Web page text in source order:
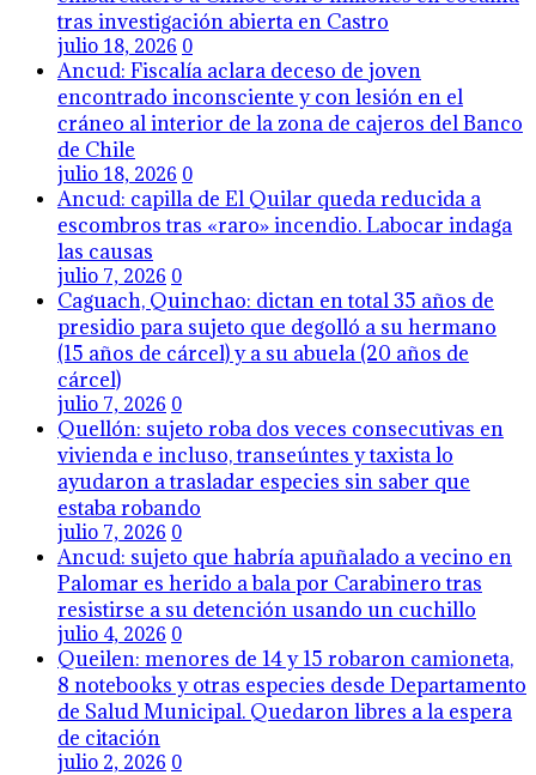
tras investigación abierta en Castro
julio 18, 2026 0
Ancud: Fiscalía aclara deceso de joven
encontrado inconsciente y con lesión en el
cráneo al interior de la zona de cajeros del Banco
de Chile
julio 18, 2026 0
Ancud: capilla de El Quilar queda reducida a
escombros tras «raro» incendio. Labocar indaga
las causas
julio 7, 2026 0
Caguach, Quinchao: dictan en total 35 años de
presidio para sujeto que degolló a su hermano
(15 años de cárcel) y a su abuela (20 años de
cárcel)
julio 7, 2026 0
Quellón: sujeto roba dos veces consecutivas en
vivienda e incluso, transeúntes y taxista lo
ayudaron a trasladar especies sin saber que
estaba robando
julio 7, 2026 0
Ancud: sujeto que habría apuñalado a vecino en
Palomar es herido a bala por Carabinero tras
resistirse a su detención usando un cuchillo
julio 4, 2026 0
Queilen: menores de 14 y 15 robaron camioneta,
8 notebooks y otras especies desde Departamento
de Salud Municipal. Quedaron libres a la espera
de citación
julio 2, 2026 0